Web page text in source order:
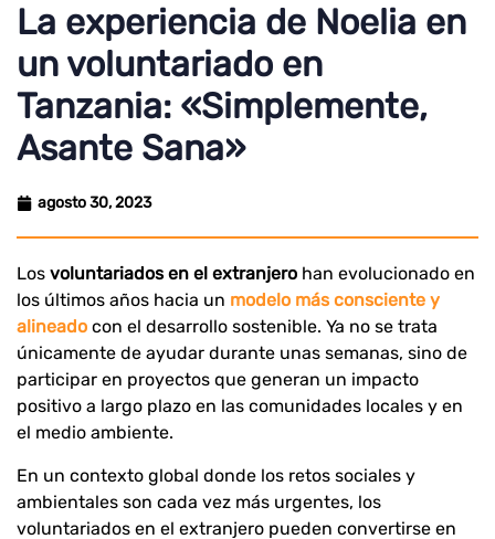
La experiencia de Noelia en
un voluntariado en
Tanzania: «Simplemente,
Asante Sana»
agosto 30, 2023
Los voluntariados en el extranjero han evolucionado en
los últimos años hacia un modelo más consciente y
alineado con el desarrollo sostenible. Ya no se trata
únicamente de ayudar durante unas semanas, sino de
participar en proyectos que generan un impacto
positivo a largo plazo en las comunidades locales y en
el medio ambiente.
En un contexto global donde los retos sociales y
ambientales son cada vez más urgentes, los
voluntariados en el extranjero pueden convertirse en